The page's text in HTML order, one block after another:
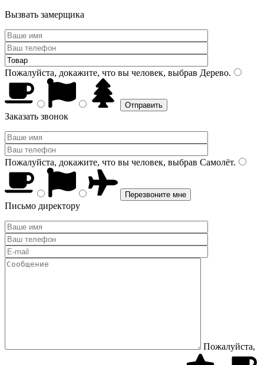
Вызвать замерщика
Пожалуйста, докажите, что вы человек, выбрав Дерево.
Заказать звонок
Пожалуйста, докажите, что вы человек, выбрав Самолёт.
Письмо директору
Пожалуйста,